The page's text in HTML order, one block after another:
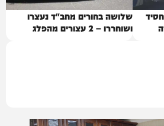
שלושה בחורים מחב"ד נעצרו
ושוחררו – 2 עצורים מהפלג